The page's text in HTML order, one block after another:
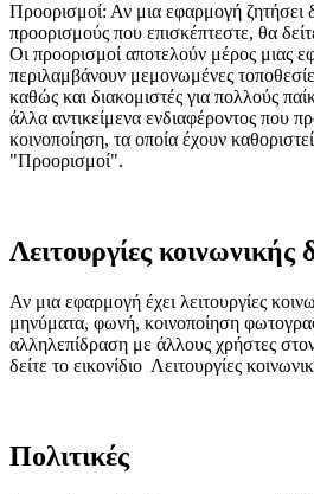
Προορισμοί: Αν μια εφαρμογή ζητήσει
προορισμούς που επισκέπτεστε, θα
Οι προορισμοί αποτελούν μέρος μιας
περιλαμβάνουν μεμονωμένες
καθώς και διακομιστές για πολλούς
άλλα αντικείμενα ενδιαφέροντος που
κοινοποίηση, τα οποία έχουν
"Προορισμοί".
Λειτουργίες κοινωνικής
Αν μια εφαρμογή έχει λειτουργίες
μηνύματα, φωνή, κοινοποίηση
αλληλεπίδραση με άλλους χρήστες
δείτε το εικονίδιο Λειτουργίες
Πολιτικές